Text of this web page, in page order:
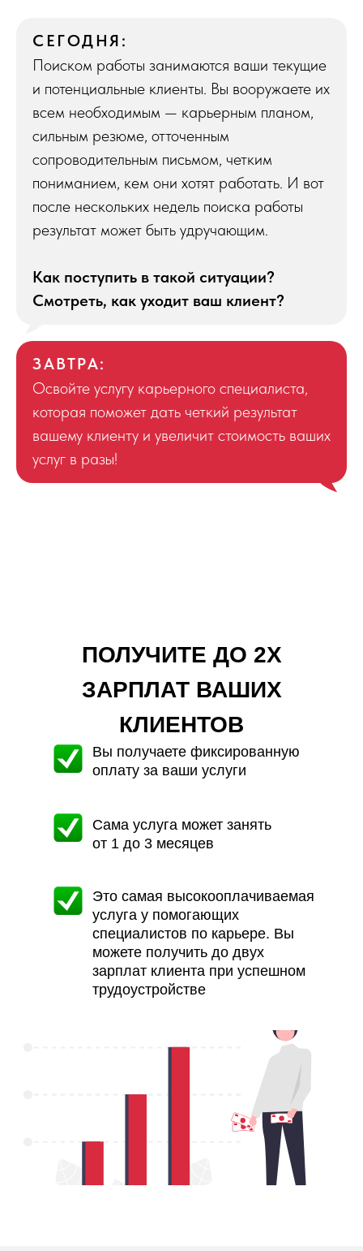
СЕГОДНЯ:
Поиском работы занимаются ваши текущие
и потенциальные клиенты. Вы вооружаете их
всем необходимым — карьерным планом,
сильным резюме, отточенным
сопроводительным письмом, четким
пониманием, кем они хотят работать. И вот
после нескольких недель поиска работы
результат может быть удручающим.
Как поступить в такой ситуации?
Смотреть, как уходит ваш клиент?
ЗАВТРА:
Освойте услугу карьерного специалиста,
которая поможет дать четкий результат
вашему клиенту и увеличит стоимость ваших
услуг в разы!
ПОЛУЧИТЕ ДО 2Х
ЗАРПЛАТ ВАШИХ
КЛИЕНТОВ
Вы получаете фиксированную
оплату за ваши услуги
Сама услуга может занять
от 1 до 3 месяцев
Это самая высокооплачиваемая
услуга у помогающих
специалистов по карьере. Вы
можете получить до двух
зарплат клиента при успешном
трудоустройстве